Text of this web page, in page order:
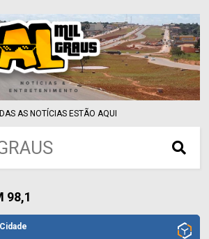
AS NOTÍCIAS ESTÃO AQUI
98,1